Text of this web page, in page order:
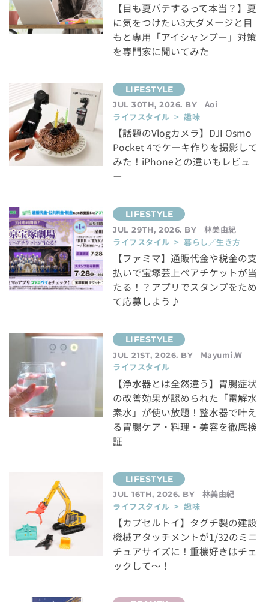
【目も夏バテするって本当？】夏
に気をつけたい3大ダメージと目
もと専用「アイシャンプー」対策
を専門家に聞いてみた
JUL 30TH, 2026. BY
Aoi
ライフスタイル > 趣味
【話題のVlogカメラ】DJI Osmo
Pocket 4でケーキ作りを撮影して
みた！iPhoneとの違いもレビュ
ー
JUL 29TH, 2026. BY
林美由紀
ライフスタイル > 暮らし／生き方
【ファミマ】通販代金や税金の支
払いで宝塚芸上ペアチケットが当
たる！？アプリでスタンプをため
て応募しよう♪
JUL 21ST, 2026. BY
Mayumi.W
ライフスタイル
【浄水器とは全然違う】胃腸症状
の改善効果が認められた「電解水
素水」が使い放題！整水器で叶え
る胃腸ケア・料理・美容を徹底検
証
JUL 16TH, 2026. BY
林美由紀
ライフスタイル > 趣味
【カプセルトイ】タグチ製の建設
機械アタッチメントが1/32のミニ
チュアサイズに！重機好きはチェ
ックして～！